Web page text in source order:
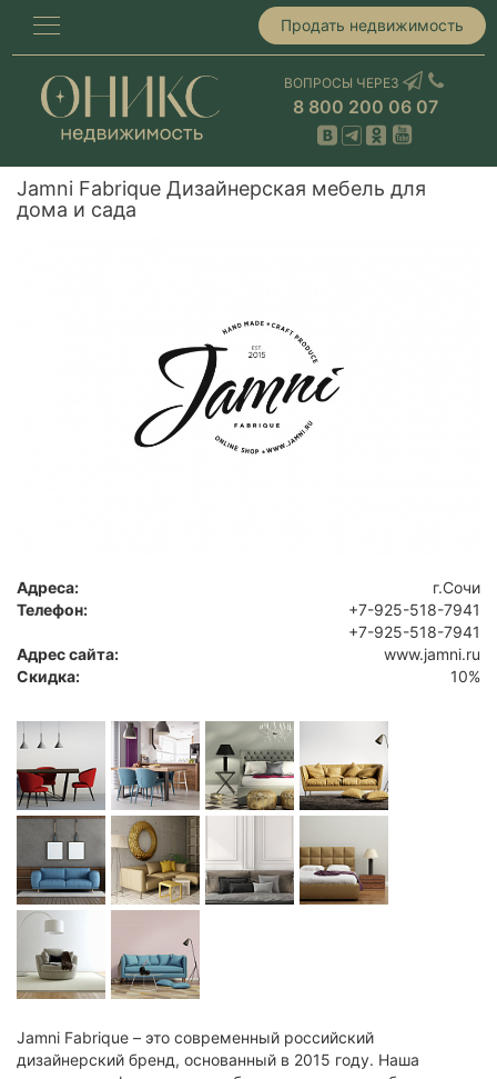
Продать недвижимость
ВОПРОСЫ ЧЕРЕЗ
8 800 200 06 07
Jamni Fabrique Дизайнерская мебель для
дома и сада
Адреса:
г.Сочи
Телефон:
+7-925-518-7941
+7-925-518-7941
Адрес сайта:
www.jamni.ru
Скидка:
10%
Jamni Fabrique – это современный российский
дизайнерский бренд, основанный в 2015 году. Наша